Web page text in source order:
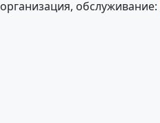
обслуживание: